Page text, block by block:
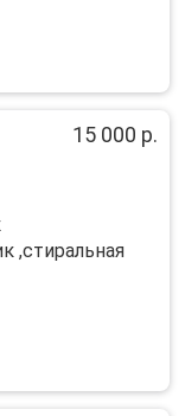
15 000 р.
,стиральная